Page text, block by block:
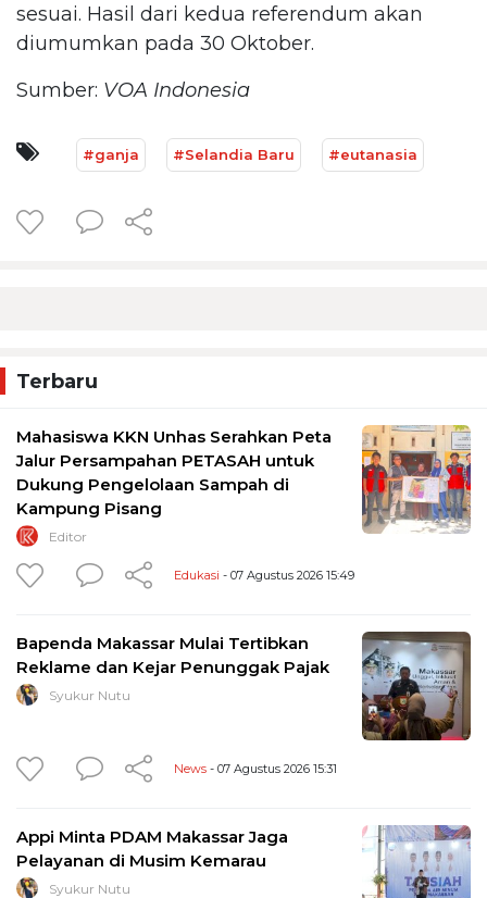
sesuai. Hasil dari kedua referendum akan
diumumkan pada 30 Oktober.
Sumber: VOA Indonesia
#ganja #Selandia Baru #eutanasia
Terbaru
Mahasiswa KKN Unhas Serahkan Peta
Jalur Persampahan PETASAH untuk
Dukung Pengelolaan Sampah di
Kampung Pisang
Editor
Edukasi - 07 Agustus 2026 15:49
Bapenda Makassar Mulai Tertibkan
Reklame dan Kejar Penunggak Pajak
Syukur Nutu
News - 07 Agustus 2026 15:31
Appi Minta PDAM Makassar Jaga
Pelayanan di Musim Kemarau
Syukur Nutu